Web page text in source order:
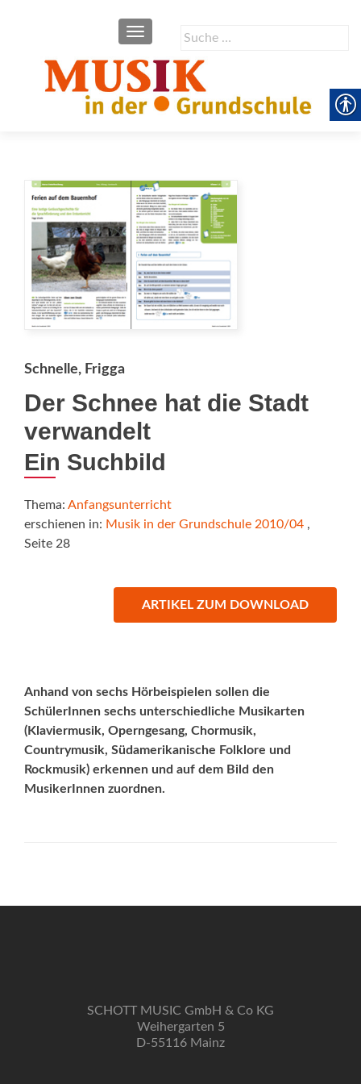
Suche
SCHALTE NAVIGATION
Schnelle, Frigga
Der Schnee hat die Stadt
verwandelt
Ein Suchbild
Thema: Anfangsunterricht
erschienen in: Musik in der Grundschule 2010/04 ,
Seite 28
ARTIKEL ZUM DOWNLOAD
Anhand von sechs Hörbeispielen sollen die
SchülerInnen sechs unterschiedliche Musikarten
(Klaviermusik, Operngesang, Chormusik,
Countrymusik, Südamerikanische Folklore und
Rockmusik) erkennen und auf dem Bild den
MusikerInnen zuordnen.
SCHOTT MUSIC GmbH & Co KG
Weihergarten 5
D-55116 Mainz